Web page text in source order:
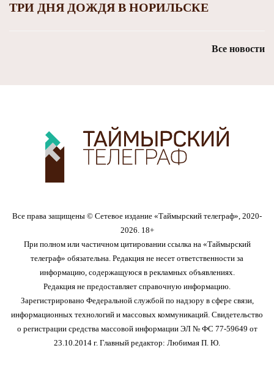
ТРИ ДНЯ ДОЖДЯ В НОРИЛЬСКЕ
Все новости
Все права защищены © Сетевое издание «Таймырский телеграф», 2020-
2026. 18+
При полном или частичном цитировании ссылка на «Таймырский
телеграф» обязательна. Редакция не несет ответственности за
информацию, содержащуюся в рекламных объявлениях.
Редакция не предоставляет справочную информацию.
Зарегистрировано Федеральной службой по надзору в сфере связи,
информационных технологий и массовых коммуникаций. Свидетельство
о регистрации средства массовой информации ЭЛ № ФС 77-59649 от
23.10.2014 г. Главный редактор: Любимая П. Ю.